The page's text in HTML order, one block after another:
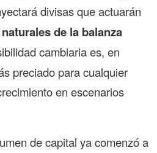
divisas que actuarán
de la balanza
cambiaria es, en
preciado para cualquier
en escenarios
de capital ya comenzó a